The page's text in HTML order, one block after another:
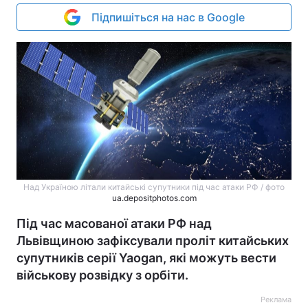
Підпишіться на нас в Google
Над Україною літали китайські супутники під час атаки РФ / фото
ua.depositphotos.com
Під час масованої атаки РФ над
Львівщиною зафіксували проліт китайських
супутників серії Yaogan, які можуть вести
військову розвідку з орбіти.
Реклама